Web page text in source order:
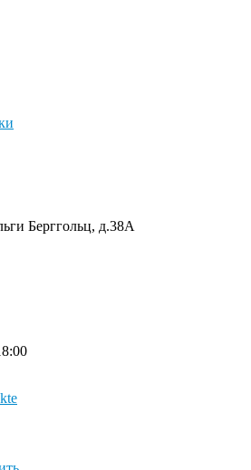
Берггольц, д.38А